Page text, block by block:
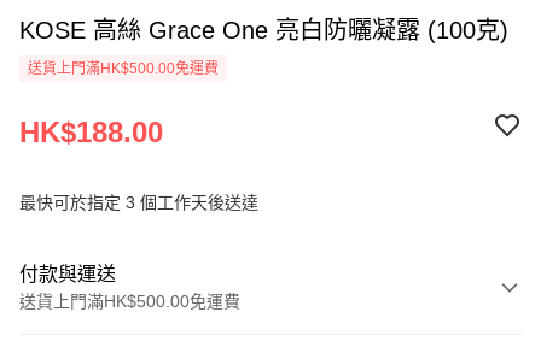
KOSE 高絲 Grace One 亮白防曬凝露 (100克)
送貨上門滿HK$500.00免運費
HK$188.00
最快可於指定 3 個工作天後送達
付款與運送
送貨上門滿HK$500.00免運費